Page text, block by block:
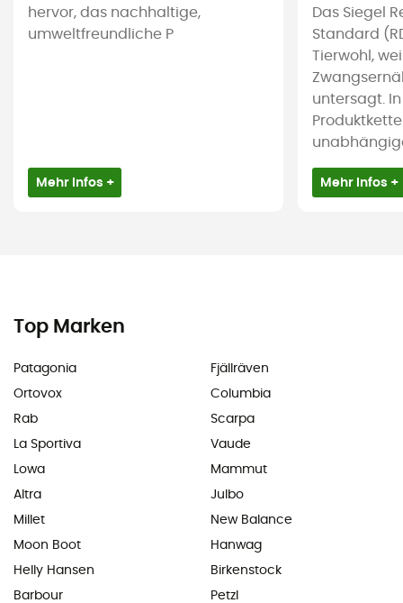
hervor, das nachhaltige,
umweltfreundliche P
Mehr Infos +
Das Siegel
Standard
Tierwohl,
untersagt.
Mehr Infos +
Top Marken
Patagonia
Ortovox
Rab
La Sportiva
Lowa
Altra
Millet
Moon Boot
Helly Hansen
Barbour
Fjällräven
Columbia
Scarpa
Vaude
Mammut
Julbo
New Balance
Hanwag
Birkenstock
Petzl